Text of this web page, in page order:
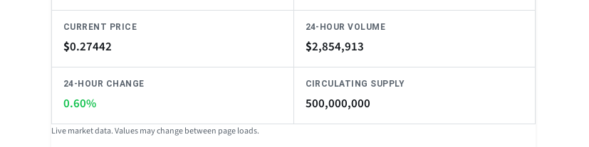
CURRENT PRICE
$0.27442
24-HOUR VOLUME
$2,854,913
24-HOUR CHANGE
0.60%
CIRCULATING SUPPLY
500,000,000
Live market data. Values may change between page loads.